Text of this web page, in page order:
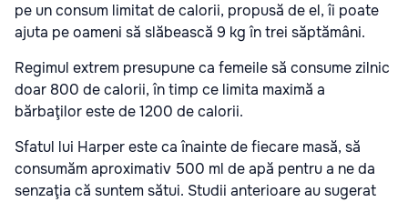
pe un consum limitat de calorii, propusă de el, îi poate
ajuta pe oameni să slăbească 9 kg în trei săptămâni.
Regimul extrem presupune ca femeile să consume zilnic
doar 800 de calorii, în timp ce limita maximă a
bărbaţilor este de 1200 de calorii.
Sfatul lui Harper este ca înainte de fiecare masă, să
consumăm aproximativ 500 ml de apă pentru a ne da
senzaţia că suntem sătui. Studii anterioare au sugerat